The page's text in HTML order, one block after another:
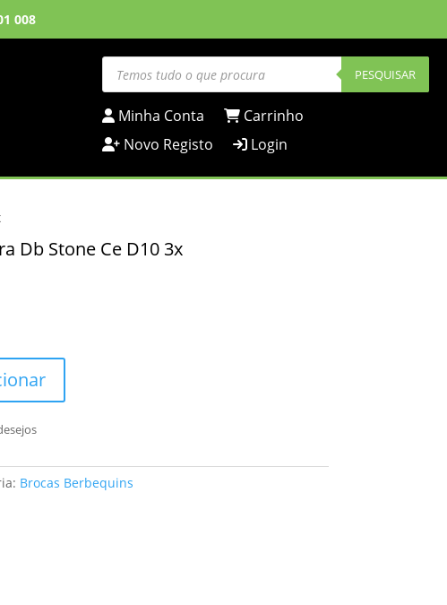
008
Products
search PESQUISAR
Minha Conta
Carrinho
Novo Registo
Login
Db Stone Ce D10 3x
Brocas Berbequins